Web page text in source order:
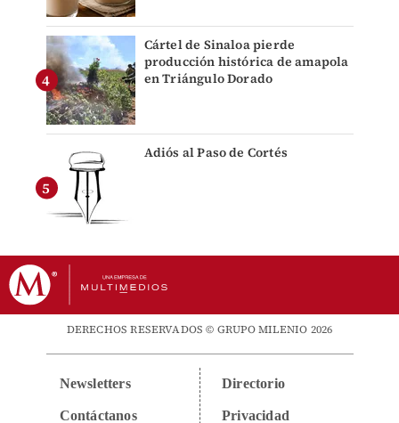
Cártel de Sinaloa pierde
producción histórica de amapola
en Triángulo Dorado
Adiós al Paso de Cortés
DERECHOS RESERVADOS © GRUPO MILENIO 2026
Newsletters
Contáctanos
Directorio
Privacidad